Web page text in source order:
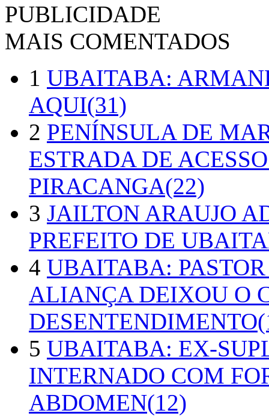
PUBLICIDADE
MAIS COMENTADOS
1 UBAITABA:
AQUI(31)
2 PENÍNSULA DE
ESTRADA DE
PIRACANGA(22)
3 JAILTON ARAUJO
PREFEITO DE
4 UBAITABA:
ALIANÇA DEIXOU O
5 UBAITABA: EX-
INTERNADO COM
ABDOMEN(12)